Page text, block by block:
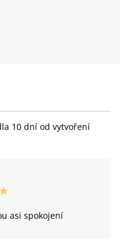
10 dní od vytvoření
asi spokojení